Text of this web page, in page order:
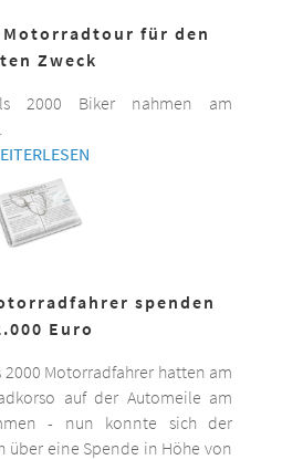
Motorradtour für den
Zweck
2000 Biker nahmen am
spenden
Euro
2000 Motorradfahrer hatten am
auf der Automeile am
- nun konnte sich der
über eine Spende in Höhe von